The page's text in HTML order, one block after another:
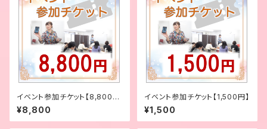
イベント参加チケット【8,800
円】
¥8,800
イベント参加チケット【1,500円】
¥1,500